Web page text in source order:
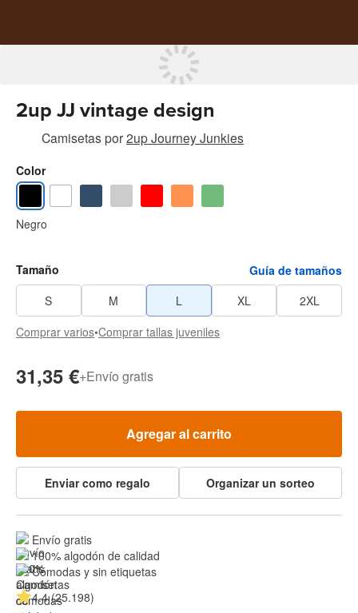
2up JJ vintage design
Camisetaspor2up Journey Junkies
Color
Negro
Tamaño
Guía de tamaños
S
M L XL
2XL
Comprar varios•Comprar tallas juveniles
31,35 €+Envío gratis
Agregar al carrito
Enviar como regalo Organizar un sorteo
Envío gratis
100% algodón de calidad
Cómodas y sin etiquetas
4.4 (25.198)